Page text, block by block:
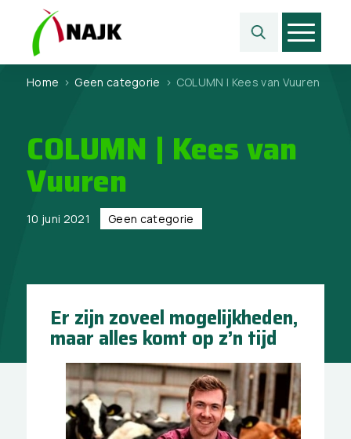
Home > Geen categorie > COLUMN | Kees van Vuuren
COLUMN | Kees van
Vuuren
10 juni 2021 Geen categorie
Er zijn zoveel mogelijkheden,
maar alles komt op z’n tijd